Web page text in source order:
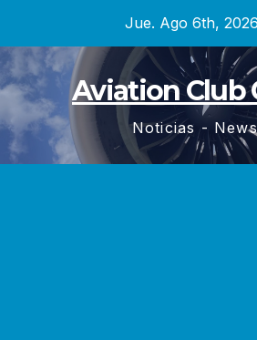
contenido
Jue. Ago 6th, 2026
Aviation Club
Noticias -